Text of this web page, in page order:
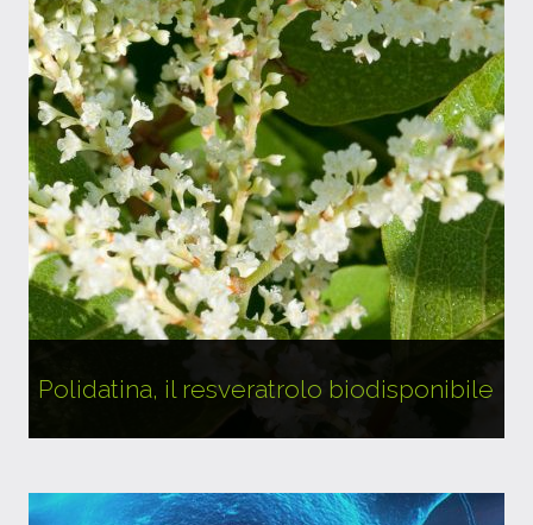
Polidatina, il resveratrolo biodisponibile